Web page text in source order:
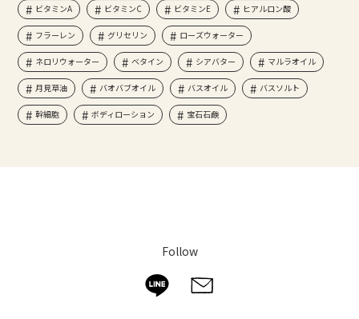
ビタミンA ビタミンC ビタミンE ヒアルロン酸
フラーレン グリセリン ローズウォーター
ネロリウォーター ベタイン シアバター マルラオイル
月見草油 バオバブオイル バスオイル バスソルト
幹細胞 ボディローション 宝石石鹸
Follow